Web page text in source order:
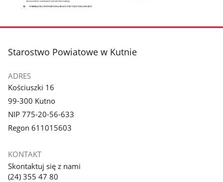
galerii.
galerii.
stopka
Starostwo Powiatowe w Kutnie
ADRES
Kościuszki 16
99-300 Kutno
NIP 775-20-56-633
Regon 611015603
KONTAKT
Skontaktuj się z nami
(24) 355 47 80